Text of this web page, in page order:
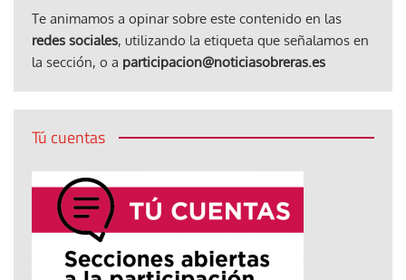
Te animamos a opinar sobre este contenido en las
redes sociales, utilizando la etiqueta que señalamos en
la sección, o a participacion@noticiasobreras.es
Tú cuentas